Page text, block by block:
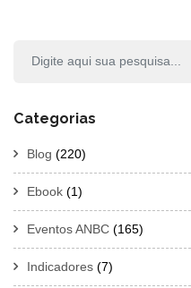
Categorias
Blog (220)
Ebook (1)
Eventos ANBC (165)
Indicadores (7)